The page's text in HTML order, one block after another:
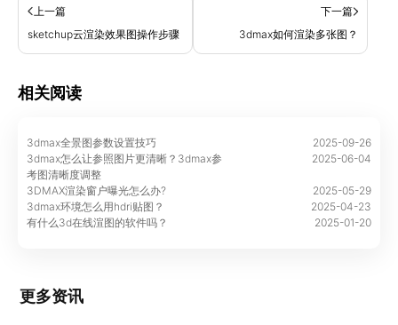
上一篇
sketchup云渲染效果图操作步骤
下一篇
3dmax如何渲染多张图？
相关阅读
3dmax全景图参数设置技巧
2025-09-26
3dmax怎么让参照图片更清晰？3dmax参
考图清晰度调整
2025-06-04
3DMAX渲染窗户曝光怎么办?
2025-05-29
3dmax环境怎么用hdri贴图？
2025-04-23
有什么3d在线渲图的软件吗？
2025-01-20
更多资讯